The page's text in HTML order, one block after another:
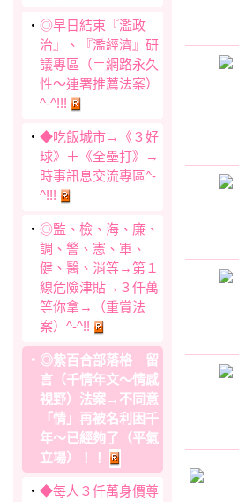
‧ ◎早日結束『濫政
治』、『濫經濟』研
議專區（＝網路永久
性～連署推薦法案）
^-^!!!
‧ ◆吃飯城市→《３好
球》＋《全壘打》→
時事訊息交流專區^-
^!!!
‧ ◎監、檢、海、廉、
調、警、憲、軍、
健、醫、消等→第１
線危險津貼→３仟萬
等你拿→（重賞法
案）^-^!!
‧ ◎紫百合部落格 留
言（千情年文～情感
視野）法案→不同意
「情」再被名利困千
年～已經夠了（平氣
立場）！！
‧ ◆每人３仟萬身價尊